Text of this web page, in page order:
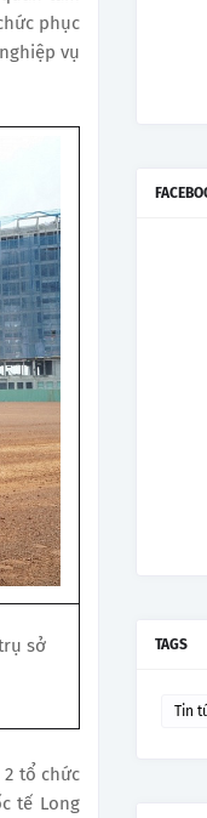
phục
vụ
sở
tổ chức
tế Long
TAGS
Tin